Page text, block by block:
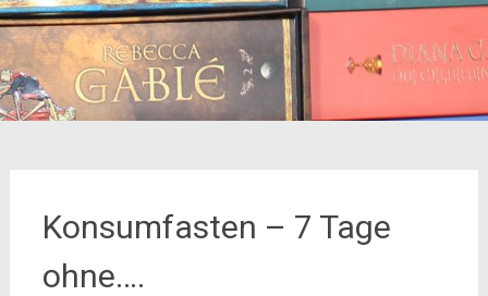
Konsumfasten – 7 Tage
ohne….